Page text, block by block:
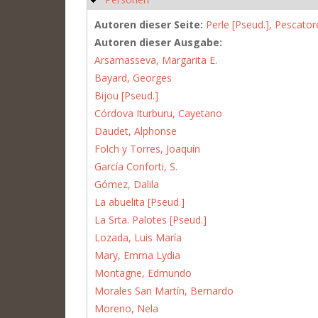
Autoren dieser Seite: Perle [Pseud.],
Autoren dieser Ausgabe:
Arsamasseva, Margarita E.
Bayard, Georges
Bijou [Pseud.]
Córdova Iturburu, Cayetano
Daudet, Alphonse
Folch y Torres, Joaquín
García Conforti, S.
Gómez, Dalila
La abuelita [Pseud.]
La Srta. Palotes [Pseud.]
Lozada, Luis María
Mary, Emma Lydia
Montagne, Edmundo
Morales San Martín, Bernardo
Moreno, Nela